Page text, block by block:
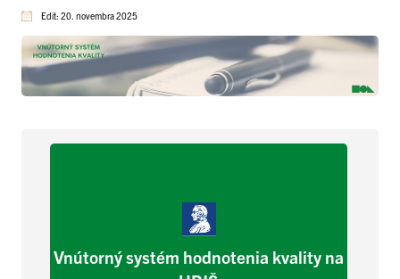
Edit: 20. novembra 2025
Vnútorný systém hodnotenia kvality na